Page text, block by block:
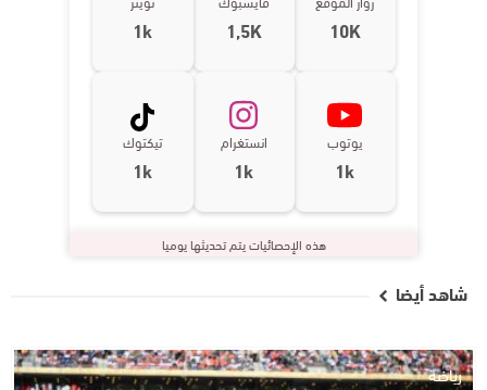
10K
1,5K
1k
يوتوب
1k
انستغرام
1k
تيكتوك
1k
هذه الإحصائيات يتم تحديثها يوميا
شاهد أيضا
رياضة